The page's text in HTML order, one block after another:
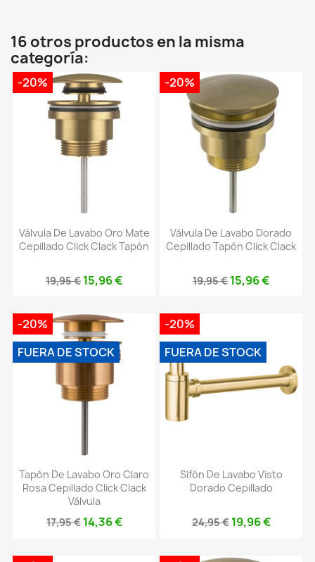
16 otros productos en la misma
categoría:
Válvula De Lavabo Oro Mate
Cepillado Click Clack Tapón
19,95 € 15,96 €
-20%
Válvula De Lavabo Dorado
Cepillado Tapón Click Clack
19,95 € 15,96 €
-20%
Tapón De Lavabo Oro Claro
Rosa Cepillado Click Clack
Válvula
17,95 € 14,36 €
-20%
FUERA DE STOCK
Sifón De Lavabo Visto
Dorado Cepillado
24,95 € 19,96 €
-20%
FUERA DE STOCK